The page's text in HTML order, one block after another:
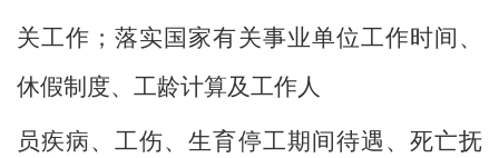
关工作；落实国家有关事业单位工作时间、
休假制度、工龄计算及工作人
员疾病、工伤、生育停工期间待遇、死亡抚